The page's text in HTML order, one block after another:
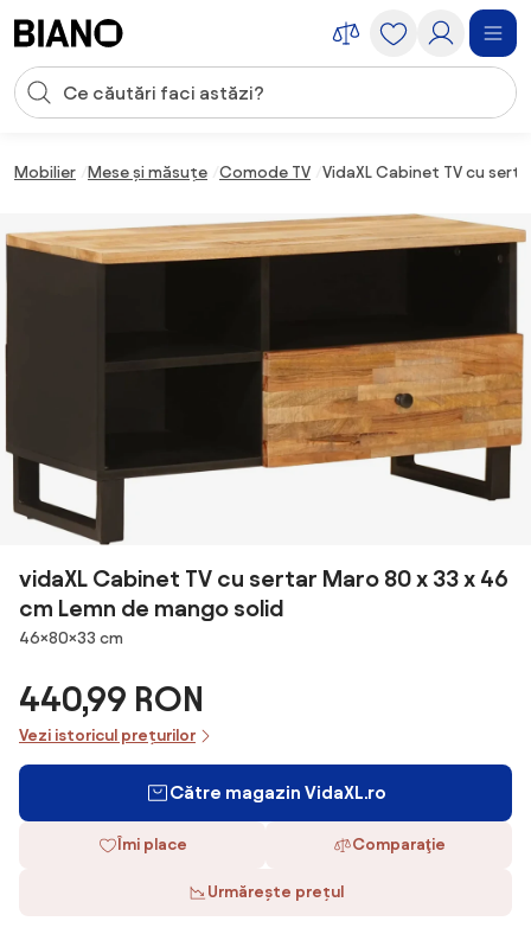
Introducerea căutării
Mobilier Mese și măsuțe Comode TV VidaXL Cabinet TV cu
vidaXL Cabinet TV cu sertar Maro 80 x 33 x 46
cm Lemn de mango solid
Dimensiuni
46×80×33 cm
440,99 RON
Vezi istoricul prețurilor
Către magazin VidaXL.ro
Îmi place Comparaţie
Urmărește prețul